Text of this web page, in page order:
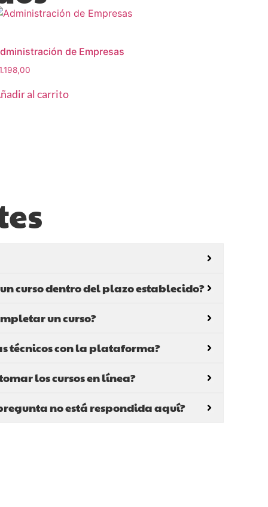
de Empresas
al carrito
curso dentro del plazo establecido?
un curso?
técnicos con la plataforma?
los cursos en línea?
no está respondida aquí?